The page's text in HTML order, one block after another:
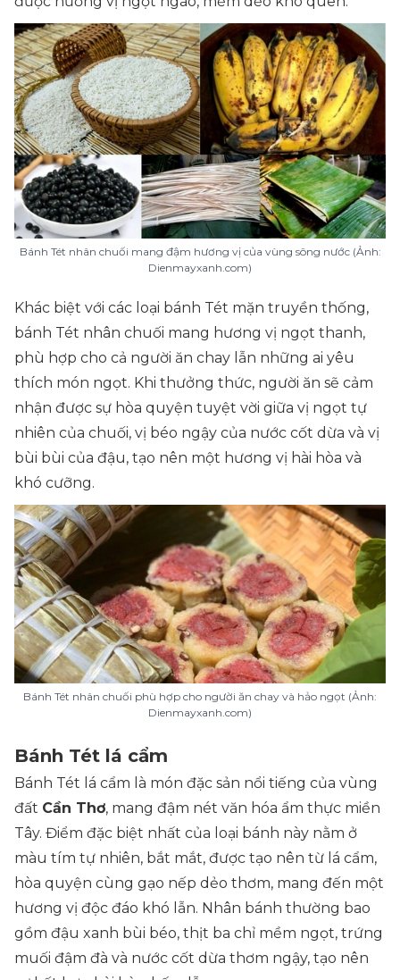
Bánh Tét nhân chuối mang đậm hương vị của vùng sông nước (Ảnh:
Dienmayxanh.com)
Khác biệt với các loại bánh Tét mặn truyền thống,
bánh Tét nhân chuối mang hương vị ngọt thanh,
phù hợp cho cả người ăn chay lẫn những ai yêu
thích món ngọt. Khi thưởng thức, người ăn sẽ cảm
nhận được sự hòa quyện tuyệt vời giữa vị ngọt tự
nhiên của chuối, vị béo ngậy của nước cốt dừa và vị
bùi bùi của đậu, tạo nên một hương vị hài hòa và
khó cưỡng.
Bánh Tét nhân chuối phù hợp cho người ăn chay và hảo ngọt (Ảnh:
Dienmayxanh.com)
Bánh Tét lá cẩm
Bánh Tét lá cẩm là món đặc sản nổi tiếng của vùng
đất Cần Thơ, mang đậm nét văn hóa ẩm thực miền
Tây. Điểm đặc biệt nhất của loại bánh này nằm ở
màu tím tự nhiên, bắt mắt, được tạo nên từ lá cẩm,
hòa quyện cùng gạo nếp dẻo thơm, mang đến một
hương vị độc đáo khó lẫn. Nhân bánh thường bao
gồm đậu xanh bùi béo, thịt ba chỉ mềm ngọt, trứng
muối đậm đà và nước cốt dừa thơm ngậy, tạo nên